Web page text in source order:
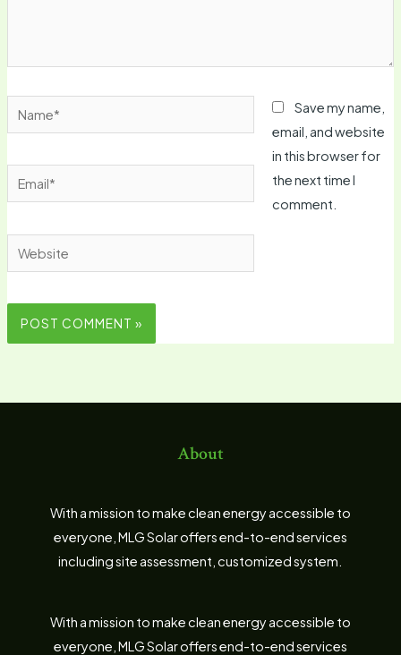
Name*
Email*
Website
Save my name,
email, and website
in this browser for
the next time I
comment.
About
With a mission to make clean energy accessible to
everyone, MLG Solar offers end-to-end services
including site assessment, customized system.
With a mission to make clean energy accessible to
everyone, MLG Solar offers end-to-end services